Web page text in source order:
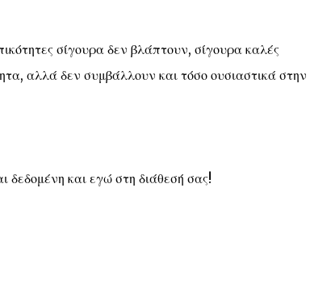
σίγουρα δεν βλάπτουν, σίγουρα καλές
αλλά δεν συμβάλλουν και τόσο ουσιαστικά στην
δεδομένη και εγώ στη διάθεσή σας!